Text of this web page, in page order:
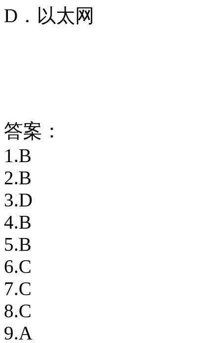
D．以太网
答案：
1.B
2.B
3.D
4.B
5.B
6.C
7.C
8.C
9.A